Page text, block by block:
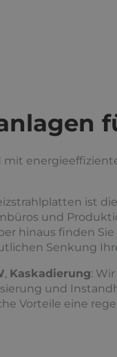
mit
ist
und
hinaus finden
Senkung
, Kaskadierung:
und
Vorteile eine